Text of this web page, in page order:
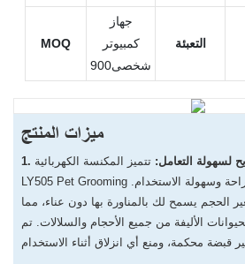
MOQ
جهاز
كمبيوتر
شخصى900
التعبئة
ميزات المنتج
لسهولة التعامل:تتميز المكنسة الكهربائية LYYYOU
LY505 Pet Grooming بتصميم مريح يضمن الراحة وسهولة الاستخدام.
الحجم يسمح لك بالمناورة بها دون عناء، مما
الأليفة من جميع الأحجام والسلالات. تم